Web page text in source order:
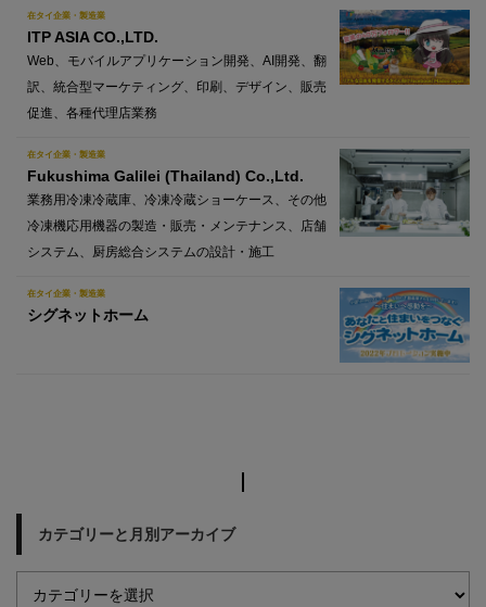
在タイ企業・製造業
ITP ASIA CO.,LTD.
Web、モバイルアプリケーション開発、AI開発、翻
訳、統合型マーケティング、印刷、デザイン、販売
促進、各種代理店業務
在タイ企業・製造業
Fukushima Galilei (Thailand) Co.,Ltd.
業務用冷凍冷蔵庫、冷凍冷蔵ショーケース、その他
冷凍機応用機器の製造・販売・メンテナンス、店舗
システム、厨房総合システムの設計・施工
在タイ企業・製造業
シグネットホーム
カテゴリーと月別アーカイブ